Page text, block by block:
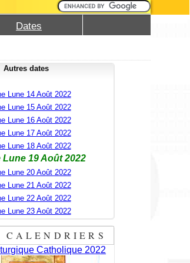
Dates
Autres dates
Lune 14 Août 2022
Lune 15 Août 2022
Lune 16 Août 2022
Lune 17 Août 2022
Lune 18 Août 2022
19 Août 2022
Lune 20 Août 2022
Lune 21 Août 2022
Lune 22 Août 2022
Lune 23 Août 2022
CALENDRIERS
Catholique 2022